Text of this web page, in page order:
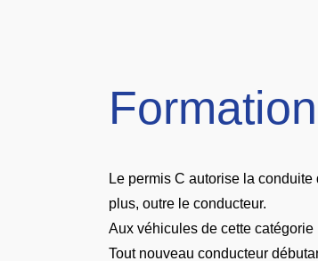
Le permis C autorise la
plus, outre le conducteur.
Aux véhicules de cette catégorie
Tout nouveau conducteur